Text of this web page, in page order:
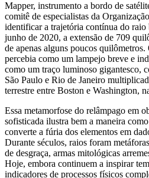
Mapper, instrumento a bordo de
comitê de especialistas da
identificar a trajetória contínua do
junho de 2020, a extensão de 709
de apenas alguns poucos
percebia como um lampejo breve e
como um traço luminoso gigantesco,
São Paulo e Rio de Janeiro
terrestre entre Boston e Washington,
Essa metamorfose do relâmpago em
sofisticada ilustra bem a maneira
converte a fúria dos elementos em
Durante séculos, raios foram
de desgraça, armas mitológicas
Hoje, embora continuem a inspirar
indicadores de processos físicos